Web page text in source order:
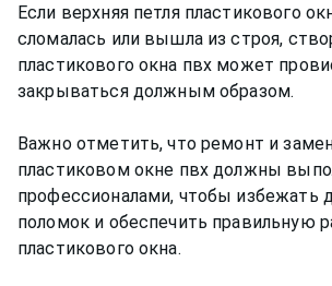
Если верхняя петля пластикового
сломалась или вышла из строя,
пластикового окна пвх может
закрываться должным образом.
Важно отметить, что ремонт и
пластиковом окне пвх должны
профессионалами, чтобы избежать
поломок и обеспечить правильную
пластикового окна.